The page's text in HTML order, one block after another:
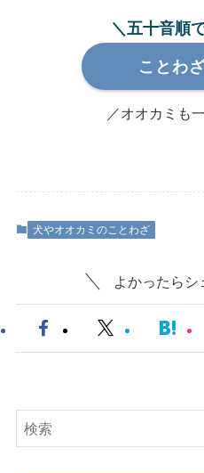
＼五十音順
ことわ
／オオカミも
犬やオオカミのことわざ
よかったらシ